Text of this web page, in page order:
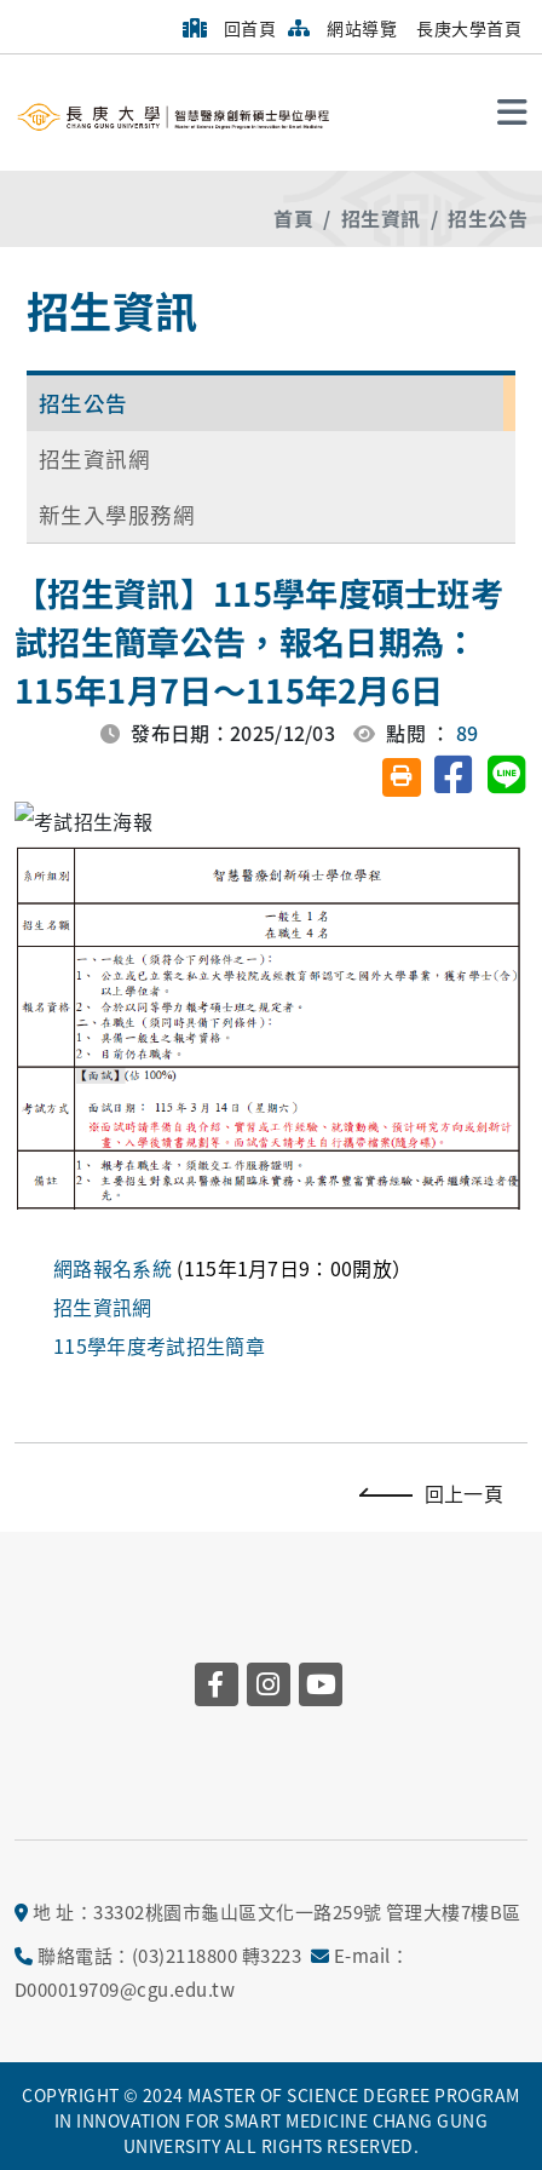
回首頁 網站導覽 長庚大學首頁
首頁 招生資訊 招生公告
招生資訊
招生公告
招生資訊網
新生入學服務網
【招生資訊】115學年度碩士班考
試招生簡章公告，報名日期為：
115年1月7日～115年2月6日
發布日期：2025/12/03 點閱 ：89
友善列印(另開視
分享至
網路報名系統 (115年1月7日9：00開放）
招生資訊網
115學年度考試招生簡章
回上一頁
地 址：33302桃園市龜山區文化一路259號 管理大樓7樓B區
聯絡電話：(03)2118800 轉3223
E-mail：
D000019709@cgu.edu.tw
COPYRIGHT © 2024 MASTER OF SCIENCE DEGREE PROGRAM
IN INNOVATION FOR SMART MEDICINE CHANG GUNG
UNIVERSITY ALL RIGHTS RESERVED.